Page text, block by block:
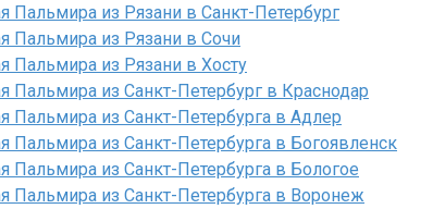
Пальмира из Рязани в Санкт-Петербург
Пальмира из Рязани в Сочи
Пальмира из Рязани в Хосту
Пальмира из Санкт-Петербург в Краснодар
Пальмира из Санкт-Петербурга в Адлер
Пальмира из Санкт-Петербурга в Богоявленск
Пальмира из Санкт-Петербурга в Бологое
Пальмира из Санкт-Петербурга в Воронеж